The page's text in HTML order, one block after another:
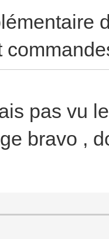
pas vu
bravo ,